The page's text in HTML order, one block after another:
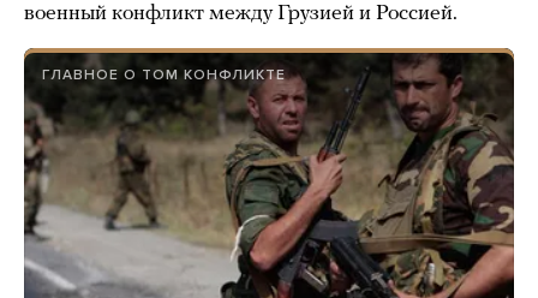
военный конфликт между Грузией и Россией.
ГЛАВНОЕ О ТОМ КОНФЛИКТЕ